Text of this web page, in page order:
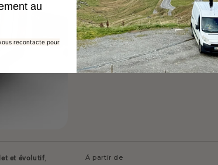
et évolutif,
Á partir de
au
recontacte pour